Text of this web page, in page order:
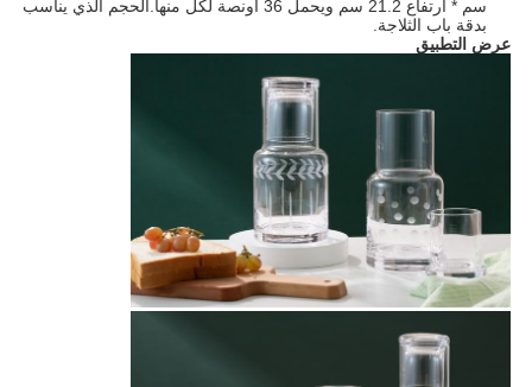
سم * ارتفاع 21.2 سم ويحمل 36 أونصة لكل منها.الحجم الذي يناسب
بدقة باب الثلاجة.
عرض التطبيق